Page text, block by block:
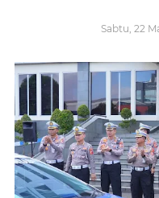
Sabtu, 22